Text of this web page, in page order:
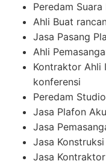
Peredam
Ahli Buat
Jasa Pasang
Ahli
Kontraktor Ahli
konferensi
Peredam
Jasa Plafon
Jasa
Jasa
Jasa